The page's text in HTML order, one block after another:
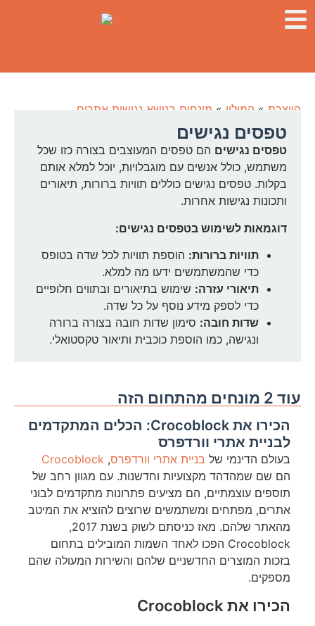
היוצרת » המילון » מונחים בנושא נגישות אתרים
טפסים נגישים
טפסים נגישים הם טפסים המעוצבים בצורה כזו שכל
משתמש, כולל אנשים עם מוגבלויות, יוכל למלא אותם
בקלות. טפסים נגישים כוללים תוויות ברורות, תיאורים
ותכונות נגישות אחרות.
דוגמאות לשימוש בטפסים נגישים:
תוויות ברורות: הוספת תוויות לכל שדה בטופס
כדי שהמשתמשים ידעו מה למלא.
תיאורי עזרה: שימוש בתיאורים ובתווים חלופיים
כדי לספק מידע נוסף על כל שדה.
שדות חובה: סימון שדות חובה בצורה ברורה
ונגישה, כמו הוספת כוכבית ותיאור טקסטואלי.
עוד 2 מונחים מהתחום הזה
הכירו את Crocoblock: הכלים המתקדמים
לבניית אתרי וורדפרס
בעולם הדינמי של בניית אתרי וורדפרס,
Crocoblock
הם שם שמהדהד מקצועיות וחדשנות. עם מגוון רחב של
תוספים עוצמתיים, הם מציעים פתרונות מתקדמים לבוני
אתרים, מפתחים ומשתמשים שרוצים להוציא את המיטב
מהאתר שלהם. מאז כניסתם לשוק בשנת 2017,
Crocoblock הפכו לאחד השמות המובילים בתחום
בזכות המוצרים החדשניים שלהם והשירות המעולה שהם
מספקים.
הכירו את Crocoblock